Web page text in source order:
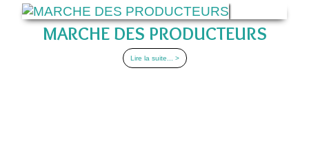
MARCHE DES PRODUCTEURS
Lire la suite... >